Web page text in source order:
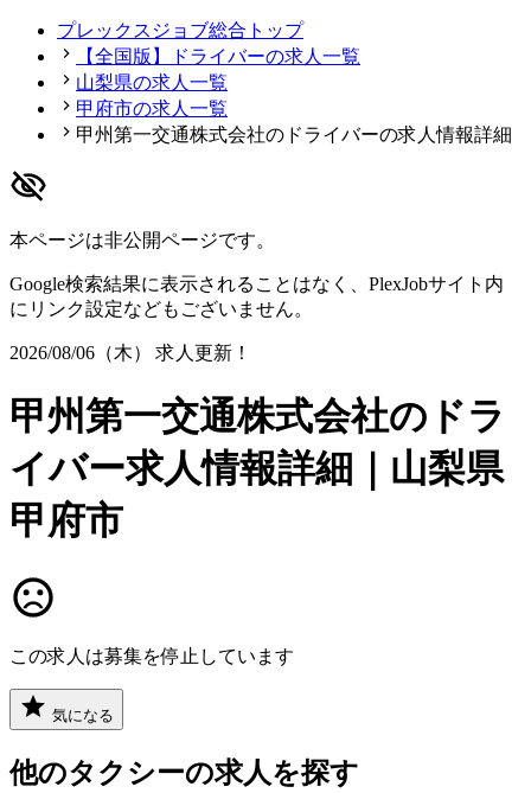
プレックスジョブ総合トップ
【全国版】ドライバーの求人一覧
山梨県の求人一覧
甲府市の求人一覧
甲州第一交通株式会社のドライバーの求人情報詳細
本ページは非公開ページです。
Google検索結果に表示されることはなく、PlexJobサイト内
にリンク設定などもございません。
2026/08/06（木） 求人更新！
甲州第一交通株式会社のドラ
イバー求人情報詳細｜山梨県
甲府市
この求人は募集を停止しています
気になる
他のタクシーの求人を探す